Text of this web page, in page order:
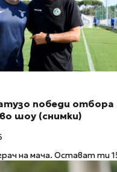
победи отбора
шоу (снимки)
на мача. Остават ти